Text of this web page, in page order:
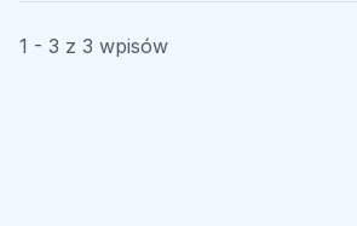
1 - 3 z 3 wpisów